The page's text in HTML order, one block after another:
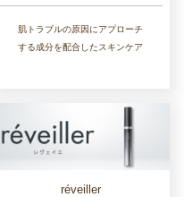
肌トラブルの原因にアプローチ
する成分を配合したスキンケア
réveiller